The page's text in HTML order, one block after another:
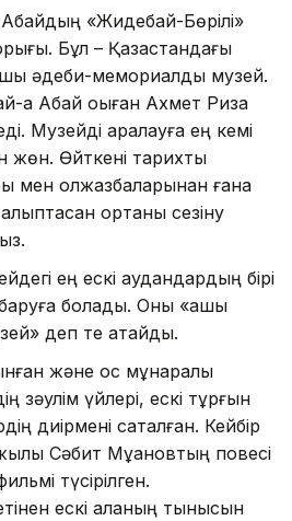
Абайдың «Жидебай-Бөрілі»
Бұл – Қазақстандағы
әдеби-мемориалды музей.
ақ Абай оқыған Ахмет Риза
Музейді аралауға ең кемі
жөн. Өйткені тарихты
мен қолжазбаларынан ғана
ортаны сезіну
ең ескі аудандардың бірі
болады. Оны «ашық
деп те атайды.
және қос мұнаралы
зәулім үйлері, ескі тұрғын
диірмені сақталған. Кейбір
Сәбит Мұқановтың повесі
түсірілген.
ескі қаланың тынысын